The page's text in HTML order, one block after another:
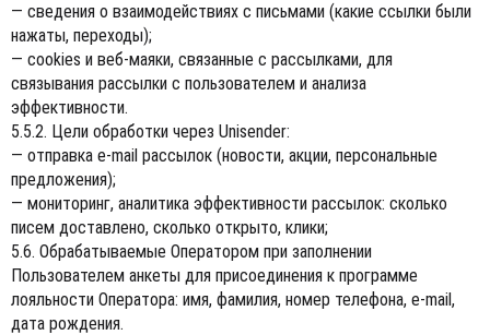
— сведения о взаимодействиях с письмами (какие ссылки были
нажаты, переходы);
— cookies и веб-маяки, связанные с рассылками, для
связывания рассылки с пользователем и анализа
эффективности.
5.5.2. Цели обработки через Unisender:
— отправка e-mail рассылок (новости, акции, персональные
предложения);
— мониторинг, аналитика эффективности рассылок: сколько
писем доставлено, сколько открыто, клики;
5.6. Обрабатываемые Оператором при заполнении
Пользователем анкеты для присоединения к программе
лояльности Оператора: имя, фамилия, номер телефона, e-mail,
дата рождения.